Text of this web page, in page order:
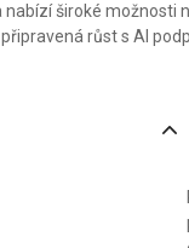
široké možnosti
připravená růst s AI
keyboard_arrow_up